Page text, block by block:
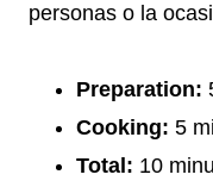
personas o la
Preparation:
Cooking: 5
Total: 10